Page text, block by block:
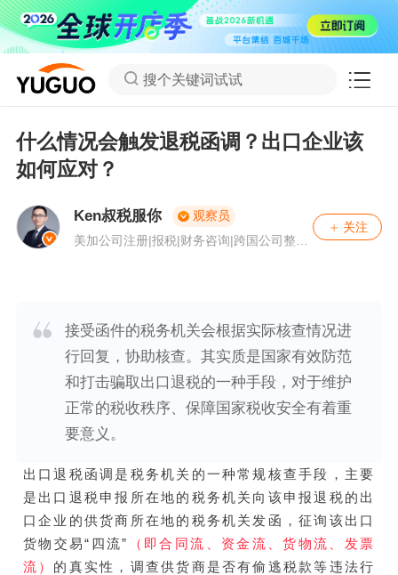
搜个关键词试试
什么情况会触发退税函调？出口企业该
如何应对？
Ken叔税服你
观察员
美加公司注册|报税|财务咨询|跨国公司整合
询业务，另外可提供加拿大成立公司和税务
需求。
关注
接受函件的税务机关会根据实际核查情况进
行回复，协助核查。其实质是国家有效防范
和打击骗取出口退税的一种手段，对于维护
正常的税收秩序、保障国家税收安全有着重
要意义。
出口退税函调是税务机关的一种常规核查手段，主要
是出口退税申报所在地的税务机关向该申报退税的出
口企业的供货商所在地的税务机关发函，征询该出口
货物交易“四流”
（即合同流、资金流、货物流、发票
流） 的真实性，调查供货商是否有偷逃税款等违法行